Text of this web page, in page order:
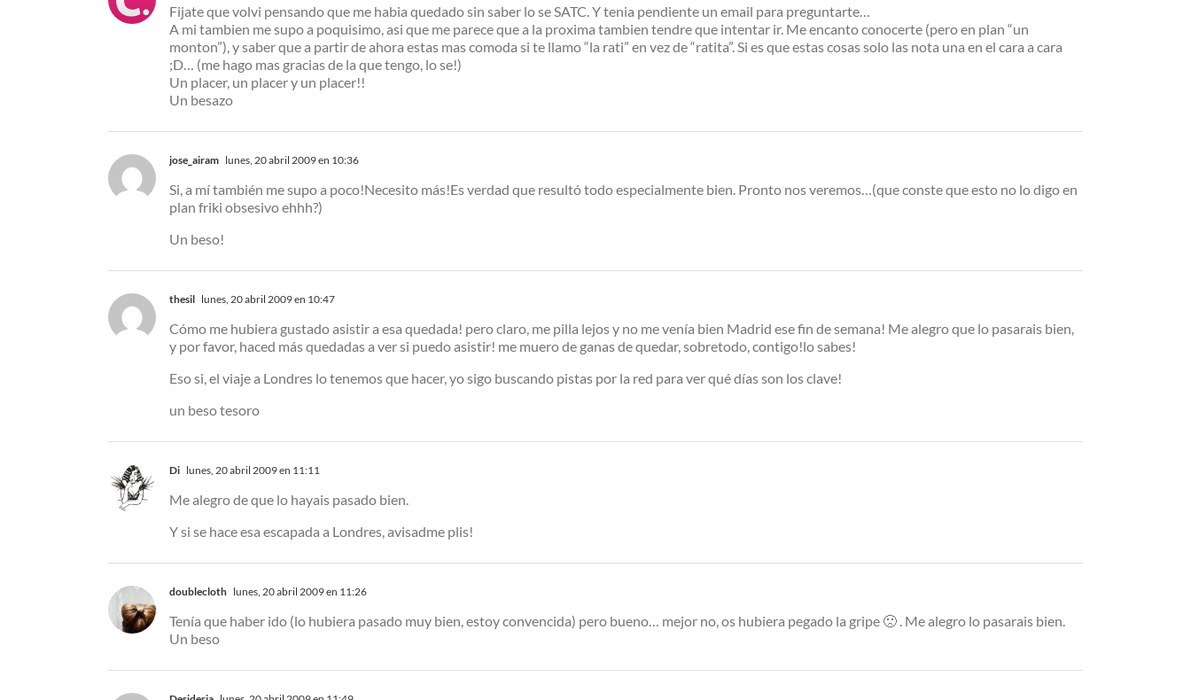
Fijate que volvi pensando que me habia quedado sin saber lo se SATC. Y tenia pendiente un email para preguntarte…
A mi tambien me supo a poquisimo, asi que me parece que a la proxima tambien tendre que intentar ir. Me encanto conocerte (pero en plan “un
monton”), y saber que a partir de ahora estas mas comoda si te llamo “la rati” en vez de “ratita”. Si es que estas cosas solo las nota una en el cara a cara
;D… (me hago mas gracias de la que tengo, lo se!)
Un placer, un placer y un placer!!
Un besazo
jose_airam lunes, 20 abril 2009 en 10:36
Si, a mí también me supo a poco!Necesito más!Es verdad que resultó todo especialmente bien. Pronto nos veremos…(que conste que esto no lo digo en
plan friki obsesivo ehhh?)
Un beso!
thesil lunes, 20 abril 2009 en 10:47
Cómo me hubiera gustado asistir a esa quedada! pero claro, me pilla lejos y no me venía bien Madrid ese fin de semana! Me alegro que lo pasarais bien,
y por favor, haced más quedadas a ver si puedo asistir! me muero de ganas de quedar, sobretodo, contigo!lo sabes!
Eso si, el viaje a Londres lo tenemos que hacer, yo sigo buscando pistas por la red para ver qué días son los clave!
un beso tesoro
Di lunes, 20 abril 2009 en 11:11
Me alegro de que lo hayais pasado bien.
Y si se hace esa escapada a Londres, avisadme plis!
doublecloth lunes, 20 abril 2009 en 11:26
Tenía que haber ido (lo hubiera pasado muy bien, estoy convencida) pero bueno… mejor no, os hubiera pegado la gripe 🙁 . Me alegro lo pasarais bien.
Un beso